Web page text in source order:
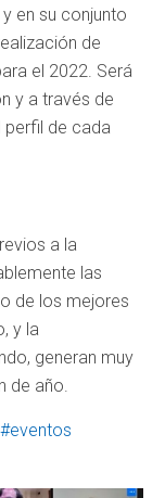
en su conjunto
de
el 2022. Será
y a través de
perfil de cada
a la
las
de los mejores
y la
generan muy
de año.
eventos